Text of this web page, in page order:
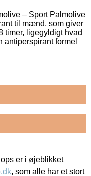
– Sport Palmolive
til mænd, som giver
timer, ligegyldigt hvad
antiperspirant formel
er i øjeblikket
, som alle har et stort